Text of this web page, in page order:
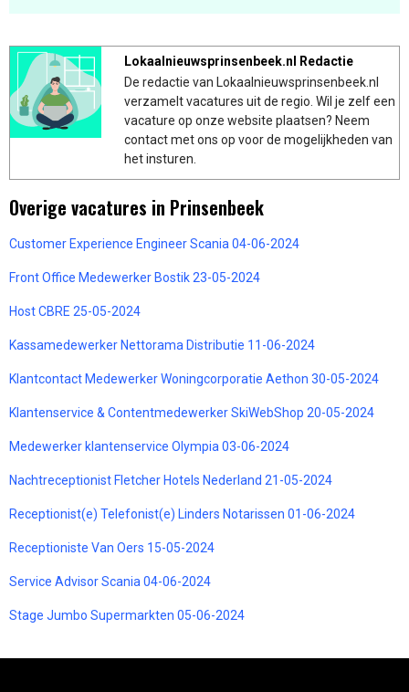
Lokaalnieuwsprinsenbeek.nl Redactie
De redactie van Lokaalnieuwsprinsenbeek.nl
verzamelt vacatures uit de regio. Wil je zelf een
vacature op onze website plaatsen? Neem
contact met ons op voor de mogelijkheden van
het insturen.
Overige vacatures in Prinsenbeek
Customer Experience Engineer Scania 04-06-2024
Front Office Medewerker Bostik 23-05-2024
Host CBRE 25-05-2024
Kassamedewerker Nettorama Distributie 11-06-2024
Klantcontact Medewerker Woningcorporatie Aethon 30-05-2024
Klantenservice & Contentmedewerker SkiWebShop 20-05-2024
Medewerker klantenservice Olympia 03-06-2024
Nachtreceptionist Fletcher Hotels Nederland 21-05-2024
Receptionist(e) Telefonist(e) Linders Notarissen 01-06-2024
Receptioniste Van Oers 15-05-2024
Service Advisor Scania 04-06-2024
Stage Jumbo Supermarkten 05-06-2024